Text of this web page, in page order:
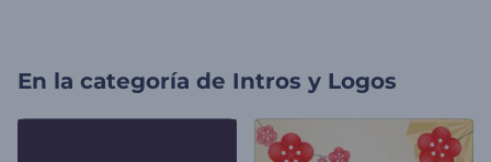
En la categoría de Intros y Logos